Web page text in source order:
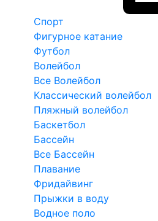
Спорт
Фигурное катание
Футбол
Волейбол
Все Волейбол
Классический волейбол
Пляжный волейбол
Баскетбол
Бассейн
Все Бассейн
Плавание
Фридайвинг
Прыжки в воду
Водное поло